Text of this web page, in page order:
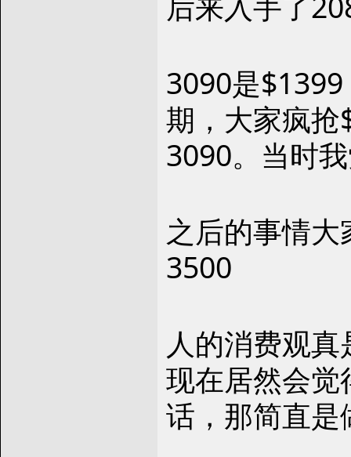
3090是
期，大家疯
3090。当时
之后的事情
3500
人的消费观
现在居然会
话，那简直